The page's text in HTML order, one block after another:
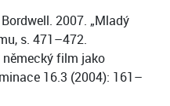
2007. „Mladý
s. 471–472.
německý film jako
16.3 (2004): 161–